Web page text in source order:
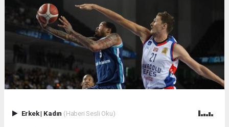
Erkek| Kadın (Haberi Sesli Oku)